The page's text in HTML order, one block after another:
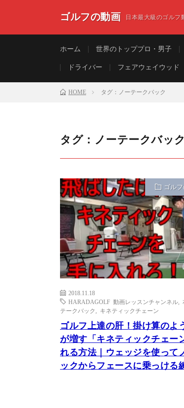
ゴルフの動画 日本最大級のゴルフ
ホーム 世界のトッププロ・男子
ドライバー フェアウェイウッド
HOME タグ：ノーテークバック
タグ：ノーテークバック
ゴル
2018.11.18
HARADAGOLF 動画レッスンチャンネル
テークバック
キネティックチェーン
ゴルフ上達の肝！掛け算のよ
が増す「キネティックチェー
れる方法｜ウェッジを使って
ックからフェースに乗っける